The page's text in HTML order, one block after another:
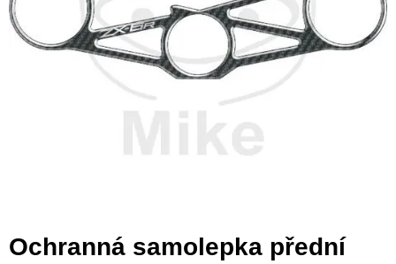
Ochranná samolepka přední